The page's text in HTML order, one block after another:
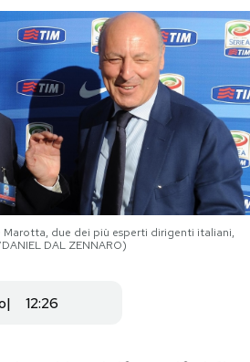
Mondiali calcio 2026
Marotta, due dei più esperti dirigenti italiani,
DAL ZENNARO)
12:26